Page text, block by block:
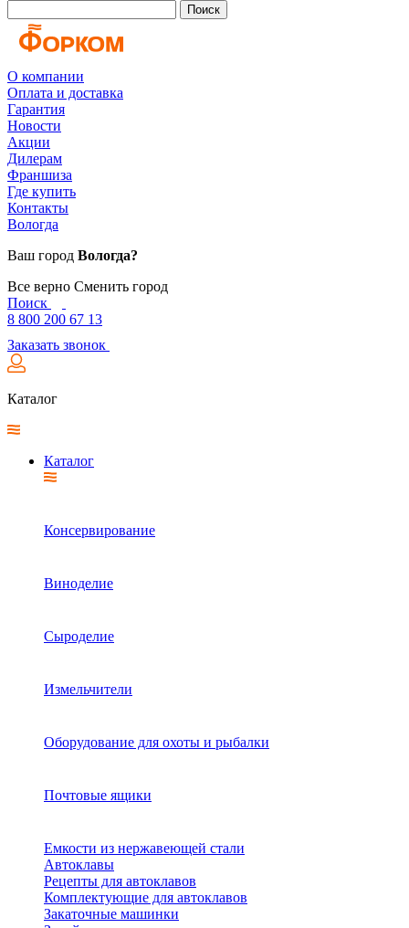
Поиск
О компании
Оплата и доставка
Гарантия
Новости
Акции
Дилерам
Франшиза
Где купить
Контакты
Вологда
Ваш город Вологда?
Все верно Сменить город
Поиск
8 800 200 67 13
Заказать звонок
Каталог
Каталог
Консервирование
Виноделие
Сыроделие
Измельчители
Оборудование для охоты и рыбалки
Почтовые ящики
Емкости из нержавеющей стали
Автоклавы
Рецепты для автоклавов
Комплектующие для автоклавов
Закаточные машинки